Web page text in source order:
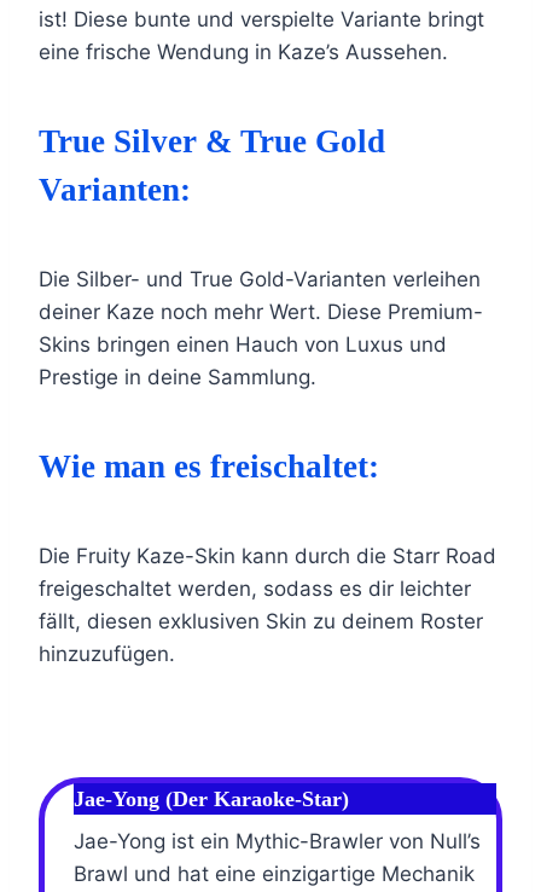
ist! Diese bunte und verspielte Variante bringt
eine frische Wendung in Kaze’s Aussehen.
True Silver & True Gold
Varianten:
Die Silber- und True Gold-Varianten verleihen
deiner Kaze noch mehr Wert. Diese Premium-
Skins bringen einen Hauch von Luxus und
Prestige in deine Sammlung.
Wie man es freischaltet:
Die Fruity Kaze-Skin kann durch die Starr Road
freigeschaltet werden, sodass es dir leichter
fällt, diesen exklusiven Skin zu deinem Roster
hinzuzufügen.
Jae-Yong (Der Karaoke-Star)
Jae-Yong ist ein Mythic-Brawler von Null’s
Brawl und hat eine einzigartige Mechanik